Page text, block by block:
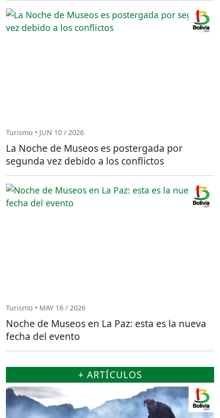
Turismo • JUN 10 / 2026
La Noche de Museos es postergada por
segunda vez debido a los conflictos
Turismo • MAY 16 / 2026
Noche de Museos en La Paz: esta es la nueva
fecha del evento
+ ARTÍCULOS